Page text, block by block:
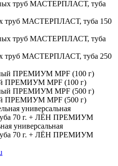
труб МАСТЕРПЛАСТ, туба 150
труб МАСТЕРПЛАСТ, туба 250
ПРЕМИУМ MPF (100 г)
ПРЕМИУМ MPF (500 г)
универсальная
70 г. + ЛЁН ПРЕМИУМ